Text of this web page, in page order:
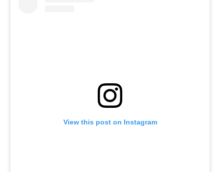
View this post on Instagram